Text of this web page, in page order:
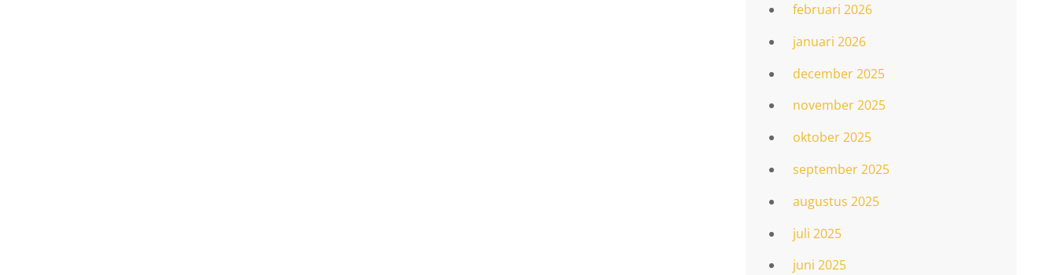
februari 2026
januari 2026
december 2025
november 2025
oktober 2025
september 2025
augustus 2025
juli 2025
juni 2025